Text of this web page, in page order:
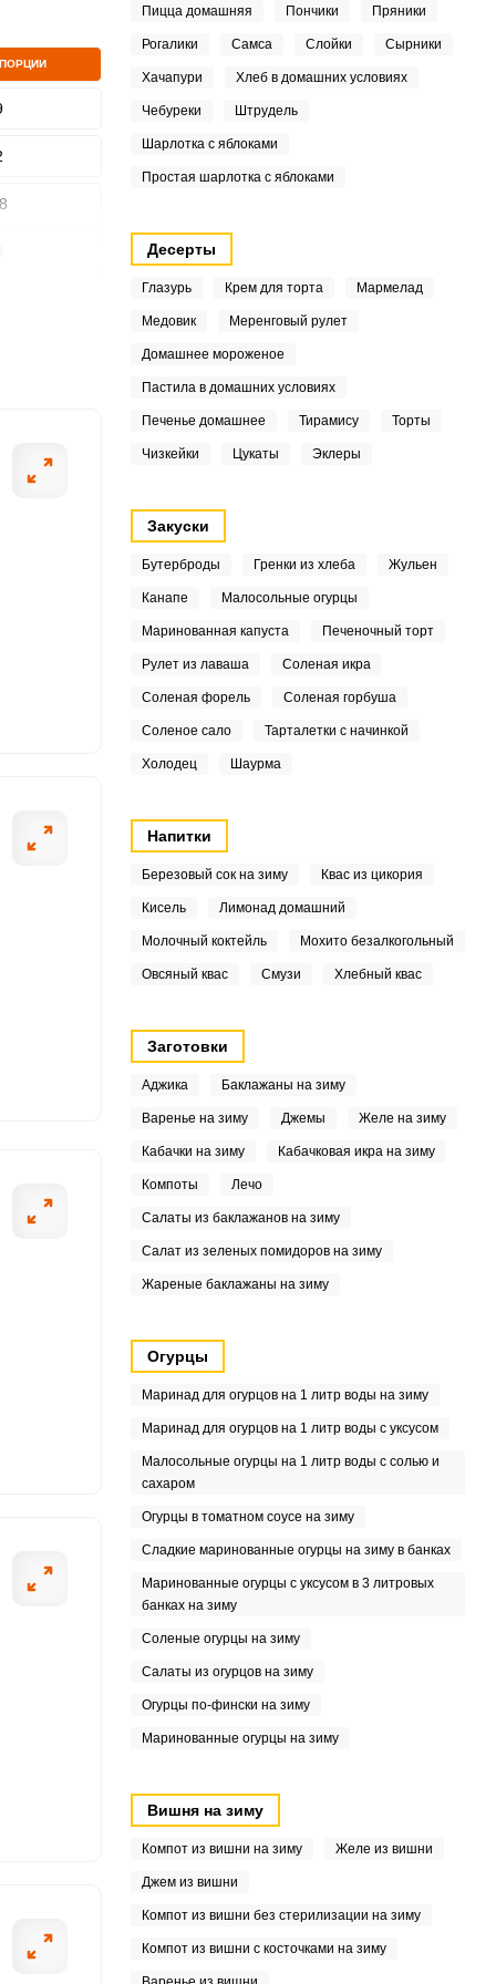
Пицца домашняя Пончики Пряники
Рогалики Самса Слойки Сырники
Хачапури Хлеб в домашних условиях
Чебуреки Штрудель
Шарлотка с яблоками
Простая шарлотка с яблоками
Десерты
Глазурь Крем для торта Мармелад
Медовик Меренговый рулет
Домашнее мороженое
Пастила в домашних условиях
Печенье домашнее Тирамису Торты
Чизкейки Цукаты Эклеры
Закуски
Бутерброды Гренки из хлеба Жульен
Канапе Малосольные огурцы
Маринованная капуста Печеночный торт
Рулет из лаваша Соленая икра
Соленая форель Соленая горбуша
Соленое сало Тарталетки с начинкой
Холодец Шаурма
Напитки
Березовый сок на зиму Квас из цикория
Кисель Лимонад домашний
Молочный коктейль Мохито безалкогольный
Овсяный квас Смузи Хлебный квас
Заготовки
Аджика Баклажаны на зиму
Варенье на зиму Джемы Желе на зиму
Кабачки на зиму Кабачковая икра на зиму
Компоты Лечо
Салаты из баклажанов на зиму
Салат из зеленых помидоров на зиму
Жареные баклажаны на зиму
Огурцы
Маринад для огурцов на 1 литр воды на зиму
Маринад для огурцов на 1 литр воды с уксусом
Малосольные огурцы на 1 литр воды с солью и
сахаром
Огурцы в томатном соусе на зиму
Сладкие маринованные огурцы на зиму в банках
Маринованные огурцы с уксусом в 3 литровых
банках на зиму
Соленые огурцы на зиму
Салаты из огурцов на зиму
Огурцы по-фински на зиму
Маринованные огурцы на зиму
Вишня на зиму
Компот из вишни на зиму Желе из вишни
Джем из вишни
Компот из вишни без стерилизации на зиму
Компот из вишни с косточками на зиму
2 ИЗ 6